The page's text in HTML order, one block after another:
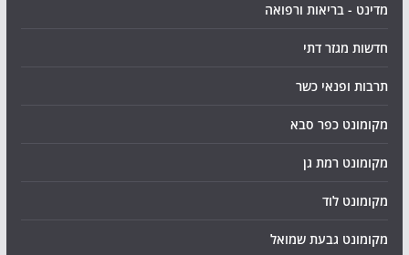
מדינט - בריאות ורפואה
חדשות מגזר דתי
תרבות ופנאי כשר
מקומונט כפר סבא
מקומונט רמת גן
מקומונט לוד
מקומונט גבעת שמואל